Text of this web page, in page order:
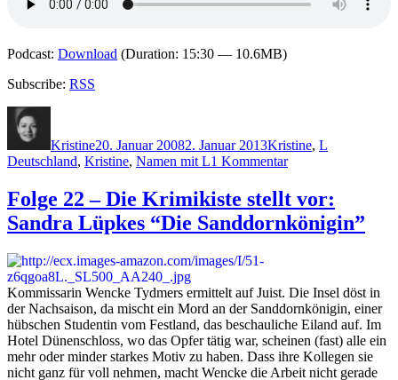
Podcast: Download (Duration: 15:30 — 10.6MB)
Subscribe: RSS
Kristine20. Januar 20082. Januar 2013Kristine, L
Deutschland, Kristine, Namen mit L1 Kommentarzu
27
–
Die
Christine
Lehmann
"Allmachtsdackel"
Folge 22 – Die Krimikiste stellt vor:
Sandra Lüpkes “Die Sanddornkönigin”
Kommissarin Wencke Tydmers ermittelt auf Juist. Die Insel döst in
der Nachsaison, da mischt ein Mord an der Sanddornkönigin, einer
hübschen Studentin vom Festland, das beschauliche Eiland auf. Im
Hotel Dünenschloss, wo das Opfer tätig war, scheinen (fast) alle ein
mehr oder minder starkes Motiv zu haben. Dass ihre Kollegen sie
nicht ganz für voll nehmen, macht Wencke die Arbeit nicht gerade